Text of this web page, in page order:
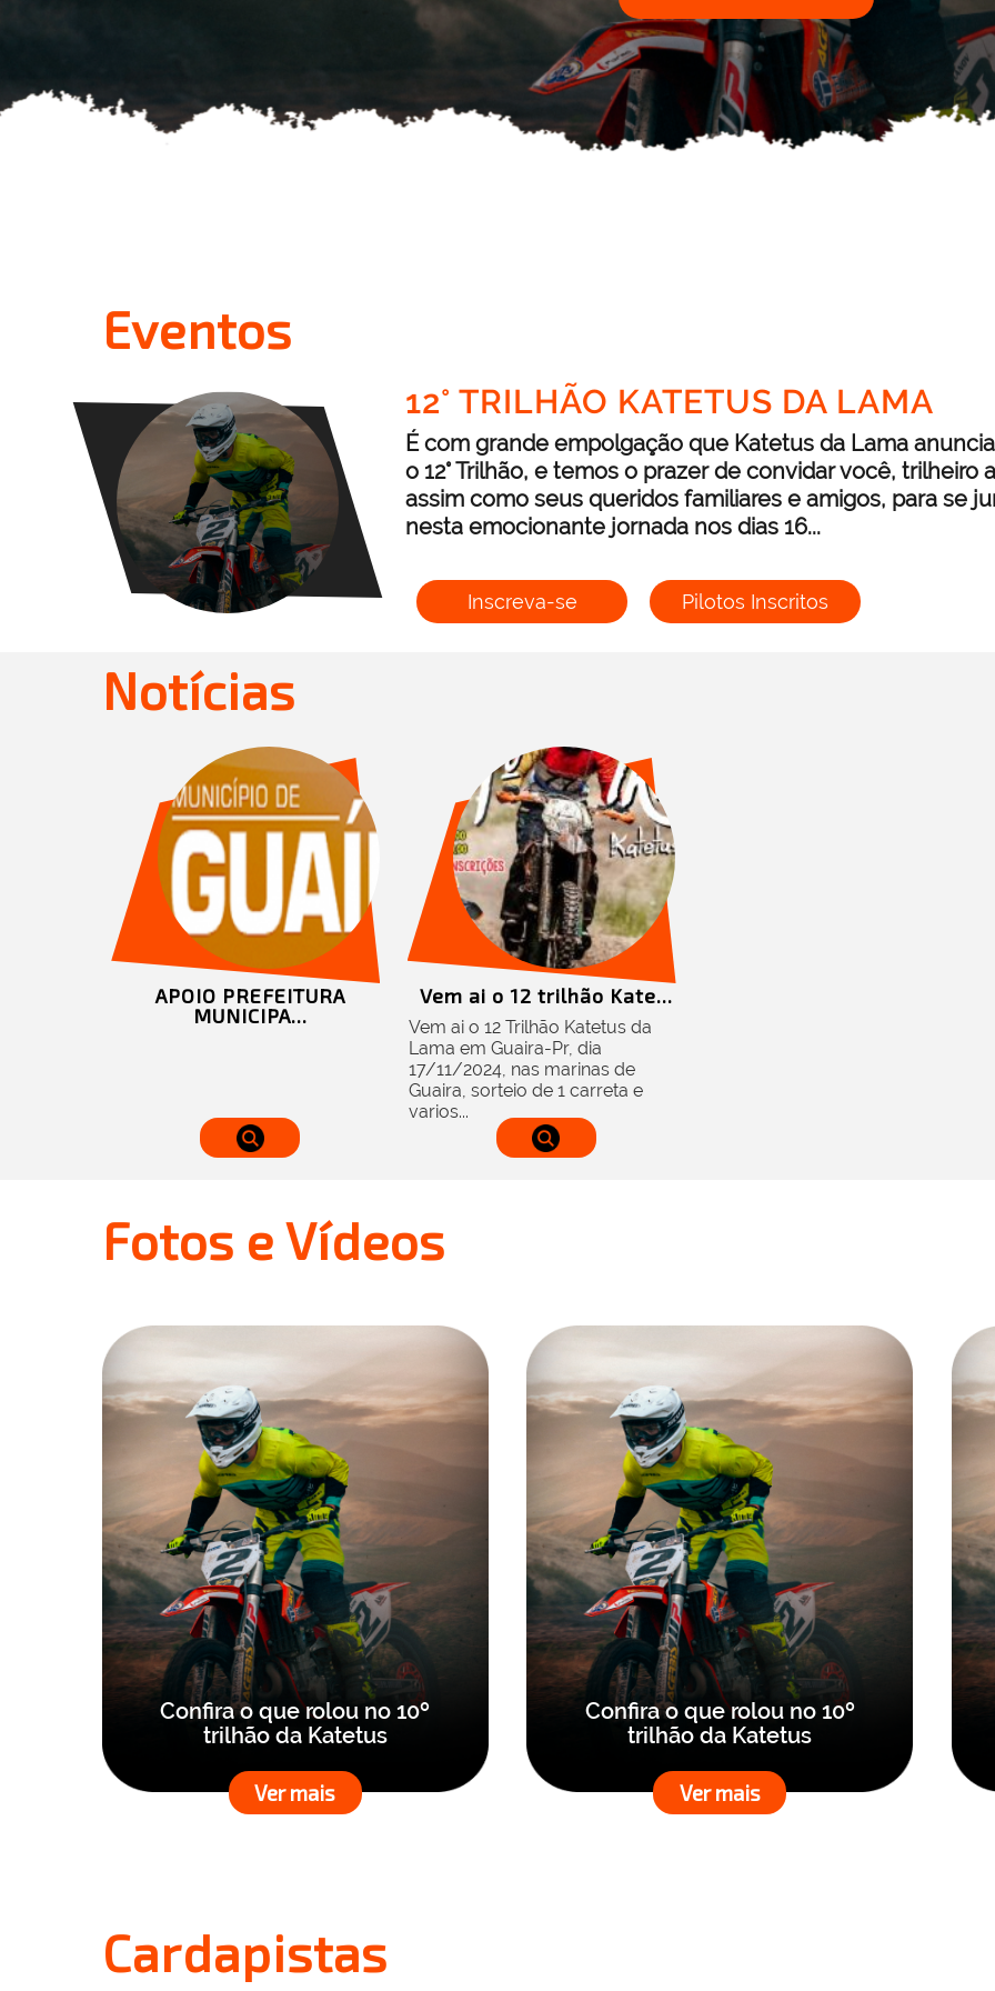
Eventos
12° TRILHÃO KATETUS DA LAMA
É com grande empolgação que Katetus da Lama
o 12° Trilhão, e temos o prazer de convidar você, trilheiro
assim como seus queridos familiares e amigos, para se
nesta emocionante jornada nos dias 16...
Inscreva-se Pilotos Inscritos
Notícias
APOIO PREFEITURA
MUNICIPA...
Vem ai o 12 trilhão Kate...
Vem ai o 12 Trilhão Katetus da
Lama em Guaira-Pr, dia
17/11/2024, nas marinas de
Guaira, sorteio de 1 carreta e
varios...
Fotos e Vídeos
Confira o que rolou no 10º
trilhão da Katetus
Ver mais
Confira o que rolou no 10º
trilhão da Katetus
Ver mais
Cardapistas